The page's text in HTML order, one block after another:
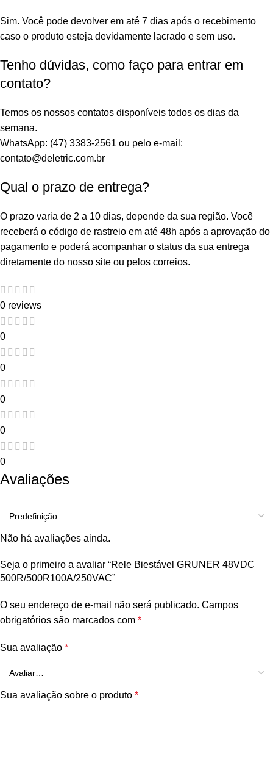
Sim. Você pode devolver em até 7 dias após o recebimento
caso o produto esteja devidamente lacrado e sem uso.
Tenho dúvidas, como faço para entrar em
contato?
Temos os nossos contatos disponíveis todos os dias da
semana.
WhatsApp: (47) 3383-2561 ou pelo e-mail:
contato@deletric.com.br
Qual o prazo de entrega?
O prazo varia de 2 a 10 dias, depende da sua região. Você
receberá o código de rastreio em até 48h após a aprovação do
pagamento e poderá acompanhar o status da sua entrega
diretamente do nosso site ou pelos correios.
0 reviews
0
0
0
0
0
Avaliações
Não há avaliações ainda.
Seja o primeiro a avaliar “Rele Biestável GRUNER 48VDC
500R/500R100A/250VAC”
O seu endereço de e-mail não será publicado. Campos
obrigatórios são marcados com *
Sua avaliação *
Sua avaliação sobre o produto *